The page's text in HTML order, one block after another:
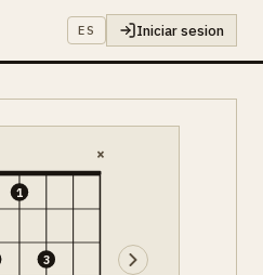
ES Iniciar sesion
×
1
3